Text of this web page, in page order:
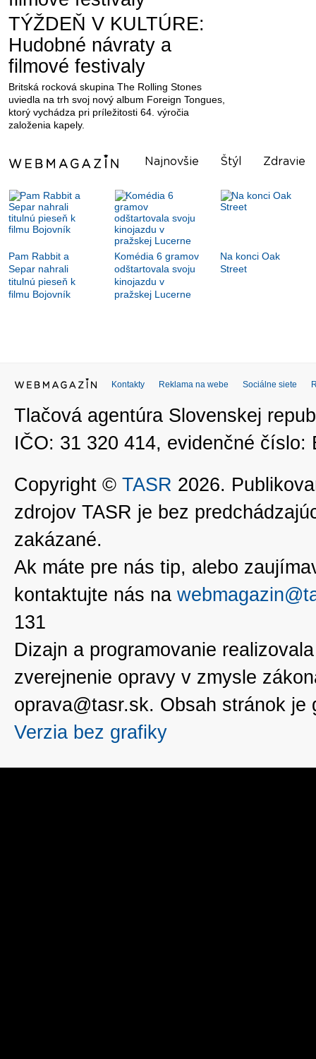
TÝŽDEŇ V KULTÚRE:
Hudobné návraty a
filmové festivaly
Britská rocková skupina The Rolling Stones
uviedla na trh svoj nový album Foreign Tongues,
ktorý vychádza pri príležitosti 64. výročia
založenia kapely.
Najnovšie Štýl Zdravie
Pam Rabbit a
Separ nahrali
titulnú pieseň k
filmu Bojovník
Komédia 6 gramov
odštartovala svoju
kinojazdu v
pražskej Lucerne
Na konci Oak
Street
Kontakty Reklama na webe Sociálne siete
Tlačová agentúra Slovenskej
IČO: 31 320 414, evidenčné číslo:
Copyright © TASR 2026.
zdrojov TASR je bez
zakázané.
Ak máte pre nás tip, alebo
kontaktujte nás na
131
Dizajn a programovanie
zverejnenie opravy v zmysle
oprava@tasr.sk. Obsah stránok
Verzia bez grafiky